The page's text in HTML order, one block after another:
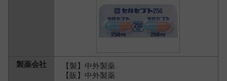
【製】中外製薬
【販】中外製薬